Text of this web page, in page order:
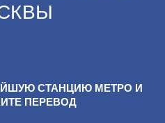
СТАНЦИЮ МЕТРО И
ПЕРЕВОД